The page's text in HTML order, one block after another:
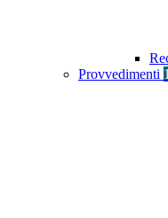
Provvedimenti